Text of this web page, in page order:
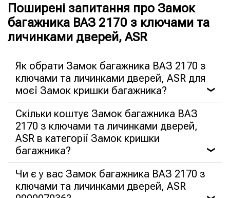
Поширені запитання про Замок
багажника ВАЗ 2170 з ключами та
личинками дверей, ASR
Як обрати Замок багажника ВАЗ 2170 з
ключами та личинками дверей, ASR для
моєї Замок кришки багажника?
❯
Скільки коштує Замок багажника ВАЗ
2170 з ключами та личинками дверей,
ASR в категорії Замок кришки
багажника?
❯
Чи є у вас Замок багажника ВАЗ 2170 з
ключами та личинками дверей, ASR